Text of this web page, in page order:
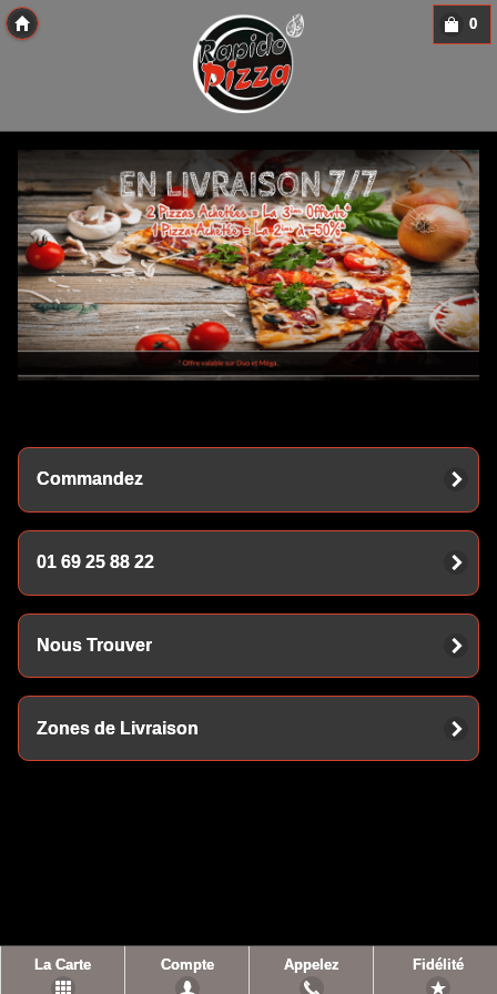
0
Commandez
01 69 25 88 22
Nous Trouver
Zones de Livraison
La Carte Compte Appelez Fidélité
Copyright 2013 Des-Click Com